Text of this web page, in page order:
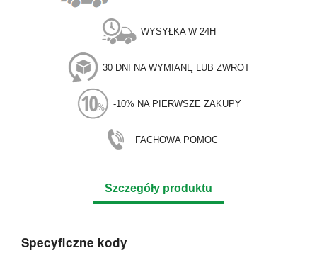
WYSYŁKA W 24H
30 DNI NA WYMIANĘ LUB ZWROT
-10% NA PIERWSZE ZAKUPY
FACHOWA POMOC
Szczegóły produktu
Specyficzne kody